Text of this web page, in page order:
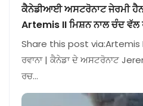
ਕੈਨੇਡੀਆਈ ਅਸਟਰੋਨਾਟ ਜੇਰਮੀ
Artemis II ਮਿਸ਼ਨ ਨਾਲ ਚੰਦ ਵੱਲ
Share this post via:Artemis
ਰਵਾਨਾ | ਕੈਨੇਡਾ ਦੇ ਅਸਟਰੋਨਾਟ
ਰਚ…